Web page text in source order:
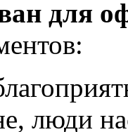
для
люди